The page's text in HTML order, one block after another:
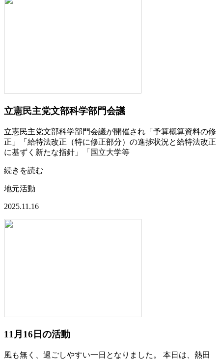
立憲民主党文部科学部門会議
立憲民主党文部科学部門会議が開催され「予算概算資料の修
正」「給特法改正（特に修正部分）の進捗状況と給特法改正
に基ずく新たな指針」「国立大学等
続きを読む
地元活動
2025.11.16
11月16日の活動
風も無く、過ごしやすい一日となりました。 本日は、熱田